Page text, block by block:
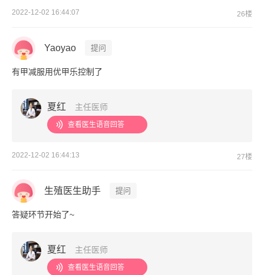
2022-12-02 16:44:07 26楼
Yaoyao 提问
有甲减服用优甲乐控制了
夏红 主任医师
查看医生语音回答
2022-12-02 16:44:13 27楼
生殖医生助手 提问
答疑环节开始了~
夏红 主任医师
查看医生语音回答